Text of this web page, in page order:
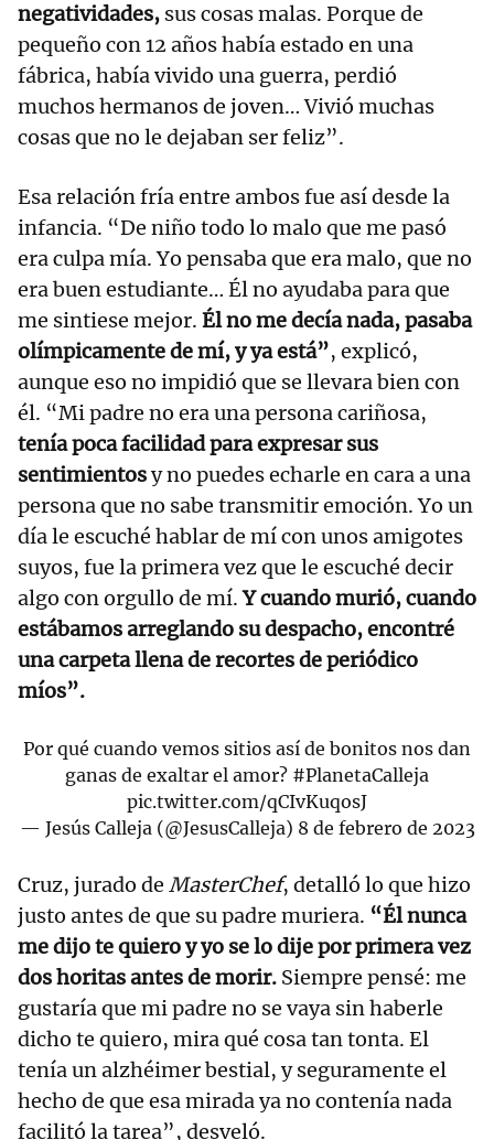
negatividades, sus cosas malas. Porque de
pequeño con 12 años había estado en una
fábrica, había vivido una guerra, perdió
muchos hermanos de joven… Vivió muchas
cosas que no le dejaban ser feliz”.
Esa relación fría entre ambos fue así desde la
infancia. “De niño todo lo malo que me pasó
era culpa mía. Yo pensaba que era malo, que no
era buen estudiante… Él no ayudaba para que
me sintiese mejor. Él no me decía nada, pasaba
olímpicamente de mí, y ya está”, explicó,
aunque eso no impidió que se llevara bien con
él. “Mi padre no era una persona cariñosa,
tenía poca facilidad para expresar sus
sentimientosy no puedes echarle en cara a una
persona que no sabe transmitir emoción. Yo un
día le escuché hablar de mí con unos amigotes
suyos, fue la primera vez que le escuché decir
algo con orgullo de mí.Y cuando murió, cuando
estábamos arreglando su despacho, encontré
una carpeta llena de recortes de periódico
míos”.
Por qué cuando vemos sitios así de bonitos nos dan
ganas de exaltar el amor? #PlanetaCalleja
pic.twitter.com/qCIvKuqosJ
— Jesús Calleja (@JesusCalleja) 8 de febrero de 2023
Cruz, jurado de MasterChef, detalló lo que hizo
justo antes de que su padre muriera. “Él nunca
me dijo te quiero y yo se lo dije por primera vez
dos horitas antes de morir. Siempre pensé: me
gustaría que mi padre no se vaya sin haberle
dicho te quiero, mira qué cosa tan tonta. El
tenía un alzhéimer bestial, y seguramente el
hecho de que esa mirada ya no contenía nada
facilitó la tarea”, desveló.